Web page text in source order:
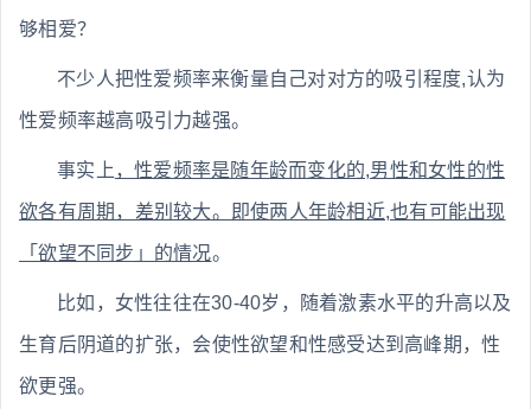
够相爱？
不少人把性爱频率来衡量自己对对方的吸引程度,认为
性爱频率越高吸引力越强。
事实上 ，性爱频率是随年龄而变化的,男性和女性的性
欲各有周期，差别较大。即使两人年龄相近,也有可能出现
「欲望不同步」的情况。
比如，女性往往在30-40岁，随着激素水平的升高以及
生育后阴道的扩张，会使性欲望和性感受达到高峰期，性
欲更强。